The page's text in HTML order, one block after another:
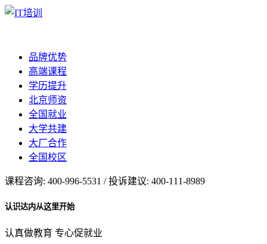
品牌优势
高端课程
学历提升
北京师资
全国就业
大学共建
大厂合作
全国校区
课程咨询: 400-996-5531 / 投诉建议: 400-111-8989
认识达内从这里开始
认真做教育 专心促就业